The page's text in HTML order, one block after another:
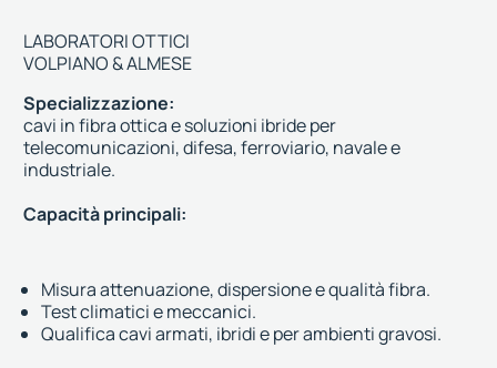
LABORATORI OTTICI
VOLPIANO & ALMESE
Specializzazione:
cavi in fibra ottica e soluzioni ibride per
telecomunicazioni, difesa, ferroviario, navale e
industriale.
Capacità principali:
Misura attenuazione, dispersione e qualità fibra.
Test climatici e meccanici.
Qualifica cavi armati, ibridi e per ambienti gravosi.